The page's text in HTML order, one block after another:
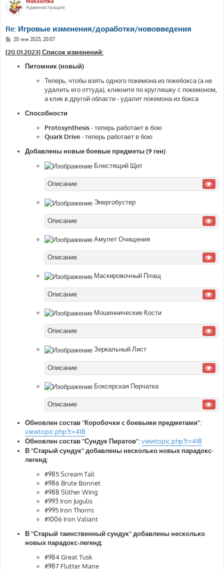
Администрация
Re: Игровые изменения/доработки/нововведения
С
о
б
20 янв 2023, 20:07
[20.01.2023] Список изменений:
Питомник (новый)
Теперь, чтобы взять одного покемона из покебокса (а не
удалить его оттуда), кликните по круглешку с покемоном,
а клик в другой области - удалит покемона из бокса
Способности
Protosynthesis- теперь работает в бою
Quark Drive- теперь работает в бою
Добавлены новые боевые предметы (9 ген)
Блестящий Щит
Описание
Энергобустер
Описание
Амулет Очищения
Описание
Маскировочный Плащ
Описание
Мошеннические Кости
Описание
Зеркальный Лист
Описание
Боксерская Перчатка
Описание
Обновлен состав "Коробочки с боевыми предметами":
viewtopic.php?t=418
Обновлен состав "Сундук Пиратов":viewtopic.php?t=418
В "Старый сундук" добавлены несколько новых парадокс-
легенд:
#985 Scream Tail
#986 Brute Bonnet
#988 Slither Wing
#993 Iron Jugulis
#995 Iron Thorns
#1006 Iron Valiant
В "Старый таинственный сундук" добавлены несколько
новых парадокс-легенд:
#984 Great Tusk
#987 Flutter Mane